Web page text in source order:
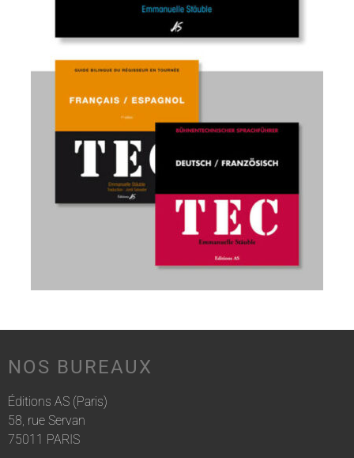
NOS BUREAUX
Éditions AS (Paris)
58, rue Servan
75011 PARIS